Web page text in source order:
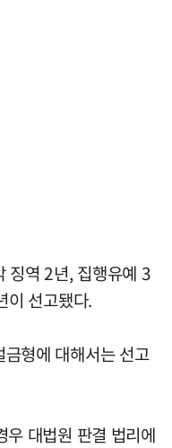
징역 2년, 집행유예 3
이 선고됐다.
형에 대해서는 선고
대법원 판결 법리에